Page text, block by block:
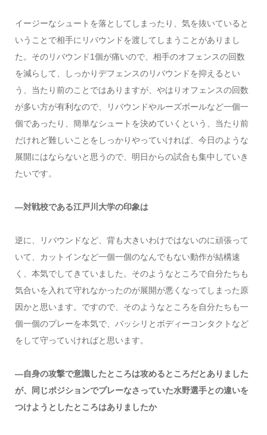
イージーなシュートを落としてしまったり、気を抜いていると
いうことで相手にリバウンドを渡してしまうことがありまし
た。そのリバウンド1個が痛いので、相手のオフェンスの回数
を減らして、しっかりデフェンスのリバウンドを抑えるとい
う、当たり前のことではありますが、やはりオフェンスの回数
が多い方が有利なので、リバウンドやルーズボールなど一個一
個であったり、簡単なシュートを決めていくという、当たり前
だけれど難しいことをしっかりやっていければ、今日のような
展開にはならないと思うので、明日からの試合も集中していき
たいです。
―対戦校である江戸川大学の印象は
逆に、リバウンドなど、背も大きいわけではないのに頑張って
いて、カットインなど一個一個のなんでもない動作が結構速
く、本気でしてきていました。そのようなところで自分たちも
気合いを入れて守れなかったのが展開が悪くなってしまった原
因かと思います。ですので、そのようなところを自分たちも一
個一個のプレーを本気で、バッシリとボディーコンタクトなど
をして守っていければと思います。
―自身の攻撃で意識したところは攻めるところだとありました
が、同じポジションでプレーなさっていた水野選手との違いを
つけようとしたところはありましたか